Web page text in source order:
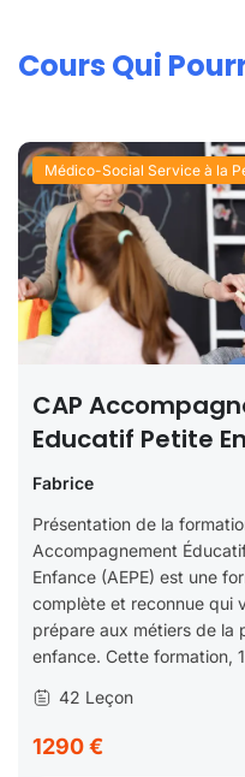
Cours Qui
Médico-Social Service à la
CAP
Educatif Petite
AEPE
Fabrice
Présentation de la
Accompagnement
Enfance (AEPE) est une
complète et reconnue qui
prépare aux métiers de la
enfance. Cette formation,
42 Leçon
1290 €